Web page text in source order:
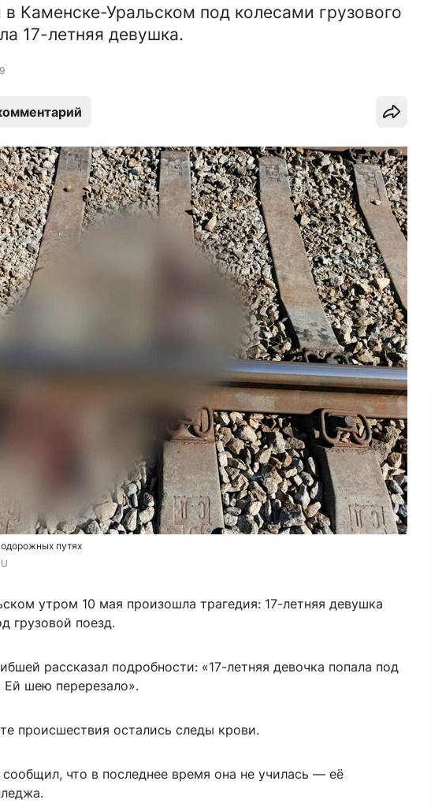
Каменске-Уральском под колесами грузового
17-летняя девушка.
путях
утром 10 мая произошла трагедия: 17-летняя девушка
грузовой поезд.
рассказал подробности: «17-летняя девочка попала под
Ей шею перерезало».
происшествия остались следы крови.
что в последнее время она не училась — её